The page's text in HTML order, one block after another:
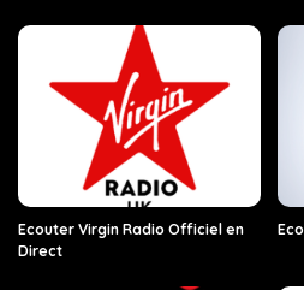
Ecouter Virgin Radio Officiel en
Direct